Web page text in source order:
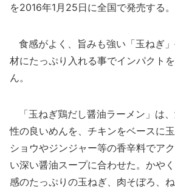
を2016年1月25日に全国で発売する。
食感がよく、旨みも強い「玉ねぎ
材にたっぷり入れる事でインパクト
ん。
「玉ねぎ鶏だし醤油ラーメン」は
性の良いめんを、チキンをベースに
ショウやジンジャー等の香辛料でア
い深い醤油スープに合わせた。かや
感のたっぷりの玉ねぎ、肉そぼろ、